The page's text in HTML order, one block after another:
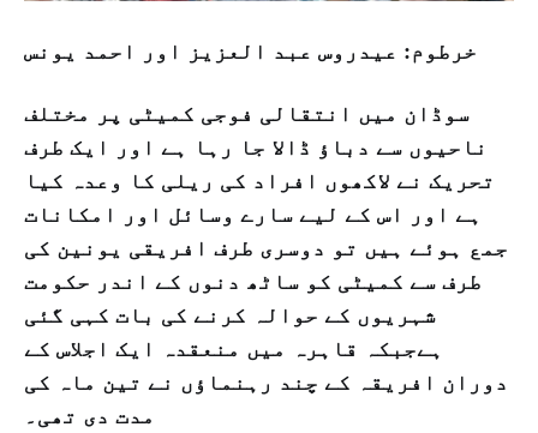
خرطوم: عیدروس عبد العزیز اور احمد یونس
سوڈان میں انتقالی فوجی کمیٹی پر مختلف
ناحیوں سے دباؤ ڈالا جا رہا ہے اور ایک طرف
تحریک نے لاکھوں افراد کی ریلی کا وعدہ کیا
ہے اور اس کے لیے سارے وسائل اور امکانات
جمع ہوئے ہیں تو دوسری طرف افریقی یونین کی
طرف سے کمیٹی کو ساٹھ دنوں کے اندر حکومت
شہریوں کے حوالہ کرنے کی بات کہی گئی
ہےجبکہ قاہرہ میں منعقدہ ایک اجلاس کے
دوران افریقہ کے چند رہنماؤں نے تین ماہ کی
مدت دی تھی۔